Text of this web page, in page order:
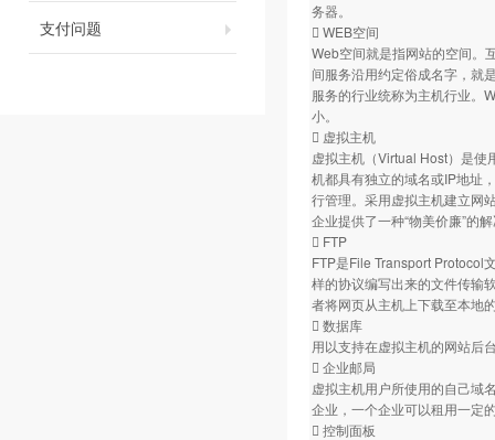
支付问题
务器。
 WEB空间
Web空间就是指网站的空间。
间服务沿用约定俗成名字，就
服务的行业统称为主机行业。
小。
 虚拟主机
虚拟主机（Virtual Host）是使
机都具有独立的域名或IP地址
行管理。采用虚拟主机建立网
企业提供了一种“物美价廉”的
 FTP
FTP是File Transport Protocol
样的协议编写出来的文件传输
者将网页从主机上下载至本地
 数据库
用以支持在虚拟主机的网站后
 企业邮局
虚拟主机用户所使用的自己域
企业，一个企业可以租用一定
 控制面板